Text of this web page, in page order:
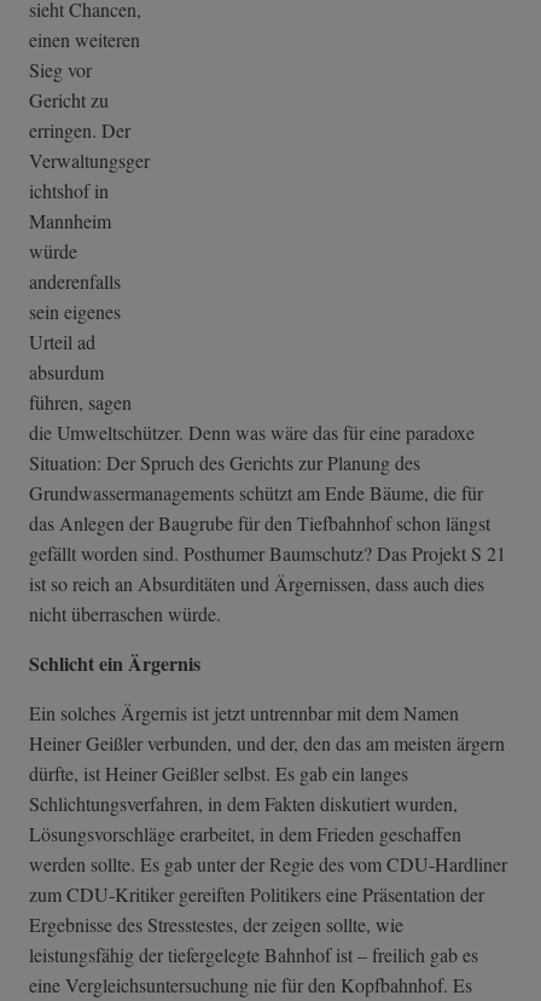
sieht Chancen,
einen weiteren
Sieg vor
Gericht zu
erringen. Der
Verwaltungsger
ichtshof in
Mannheim
würde
anderenfalls
sein eigenes
Urteil ad
absurdum
führen, sagen
die Umweltschützer. Denn was wäre das für eine paradoxe
Situation: Der Spruch des Gerichts zur Planung des
Grundwassermanagements schützt am Ende Bäume, die für
das Anlegen der Baugrube für den Tiefbahnhof schon längst
gefällt worden sind. Posthumer Baumschutz? Das Projekt S 21
ist so reich an Absurditäten und Ärgernissen, dass auch dies
nicht überraschen würde.
Schlicht ein Ärgernis
Ein solches Ärgernis ist jetzt untrennbar mit dem Namen
Heiner Geißler verbunden, und der, den das am meisten ärgern
dürfte, ist Heiner Geißler selbst. Es gab ein langes
Schlichtungsverfahren, in dem Fakten diskutiert wurden,
Lösungsvorschläge erarbeitet, in dem Frieden geschaffen
werden sollte. Es gab unter der Regie des vom CDU-Hardliner
zum CDU-Kritiker gereiften Politikers eine Präsentation der
Ergebnisse des Stresstestes, der zeigen sollte, wie
leistungsfähig der tiefergelegte Bahnhof ist – freilich gab es
eine Vergleichsuntersuchung nie für den Kopfbahnhof. Es